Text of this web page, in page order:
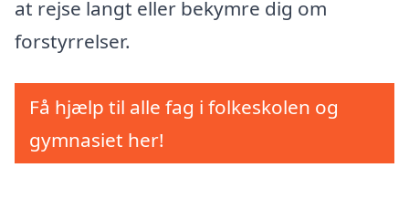
at rejse langt eller bekymre dig om
forstyrrelser.
Få hjælp til alle fag i folkeskolen og
gymnasiet her!